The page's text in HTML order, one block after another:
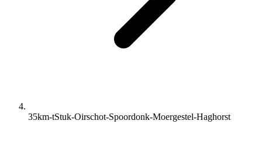
35km-tStuk-Oirschot-Spoordonk-Moergestel-Haghorst